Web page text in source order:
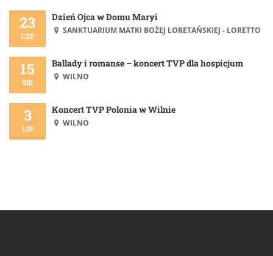
23
CZE
Dzień Ojca w Domu Maryi
SANKTUARIUM MATKI BOŻEJ LORETAŃSKIEJ - LORETTO
15
SIE
Ballady i romanse – koncert TVP dla hospicjum
WILNO
3
LIP
Koncert TVP Polonia w Wilnie
WILNO